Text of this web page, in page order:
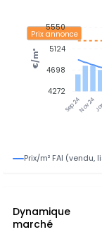
Sep 24Nov 24
Prix annonce
5550
5124
4698
4272
€/m²
Prix/m² FAI (vendu,
Dynamique
marché